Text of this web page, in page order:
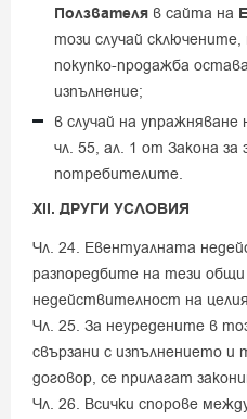
Ползвателя в сайта на
този случай сключените,
покупко-продажба
изпълнение;
в случай на упражняване
чл. 55, ал. 1 от Закона
потребителите.
XII. ДРУГИ УСЛОВИЯ
Чл. 24. Евентуалната
разпоредбите на тези
недействителност на
Чл. 25. За неуредените в
свързани с изпълнението и
договор, се прилагат
Чл. 26. Всички спорове